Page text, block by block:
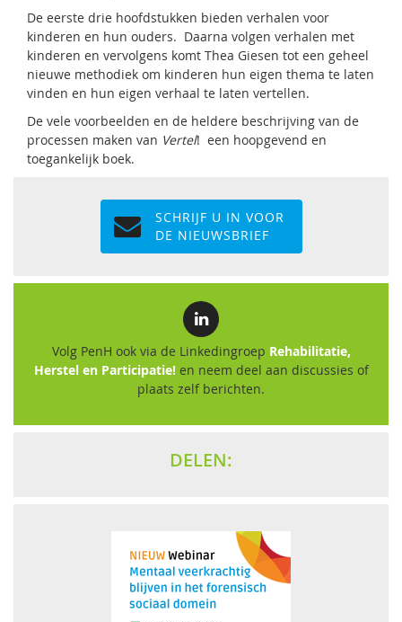
De eerste drie hoofdstukken bieden verhalen voor
kinderen en hun ouders. Daarna volgen verhalen met
kinderen en vervolgens komt Thea Giesen tot een geheel
nieuwe methodiek om kinderen hun eigen thema te laten
vinden en hun eigen verhaal te laten vertellen.
De vele voorbeelden en de heldere beschrijving van de
processen maken van Vertel! een hoopgevend en
toegankelijk boek.
SCHRIJF U IN VOOR
DE NIEUWSBRIEF
Volg PenH ook via de Linkedingroep Rehabilitatie,
Herstel en Participatie!en neem deel aan discussies of
plaats zelf berichten.
DELEN: